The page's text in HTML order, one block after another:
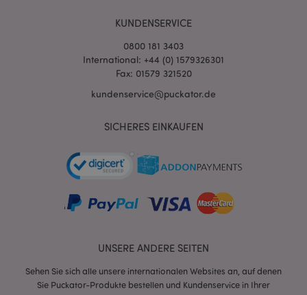
KUNDENSERVICE
0800 181 3403
International: +44 (0) 1579326301
Fax: 01579 321520
kundenservice@puckator.de
SICHERES EINKAUFEN
UNSERE ANDERE SEITEN
Sehen Sie sich alle unsere internationalen Websites an, auf denen
Sie Puckator-Produkte bestellen und Kundenservice in Ihrer
www.puckator.de